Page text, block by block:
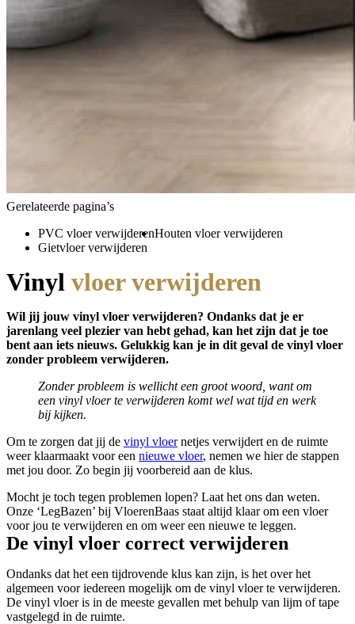
Gerelateerde pagina’s
PVC vloer verwijderenHouten vloer verwijderen
Gietvloer verwijderen
Vinyl vloer verwijderen
Wil jij jouw vinyl vloer verwijderen? Ondanks dat je er
jarenlang veel plezier van hebt gehad, kan het zijn dat je toe
bent aan iets nieuws. Gelukkig kan je in dit geval de vinyl vloer
zonder probleem verwijderen.
Zonder probleem is wellicht een groot woord, want om
een vinyl vloer te verwijderen komt wel wat tijd en werk
bij kijken.
Om te zorgen dat jij de vinyl vloernetjes verwijdert en de ruimte
weer klaarmaakt voor een nieuwe vloer, nemen we hier de stappen
met jou door. Zo begin jij voorbereid aan de klus.
Mocht je toch tegen problemen lopen? Laat het ons dan weten.
Onze ‘LegBazen’ bij VloerenBaas staat altijd klaar om een vloer
voor jou te verwijderen en om weer een nieuwe te leggen.
De vinyl vloer correct verwijderen
Ondanks dat het een tijdrovende klus kan zijn, is het over het
algemeen voor iedereen mogelijk om de vinyl vloer te verwijderen.
De vinyl vloer is in de meeste gevallen met behulp van lijm of tape
vastgelegd in de ruimte.